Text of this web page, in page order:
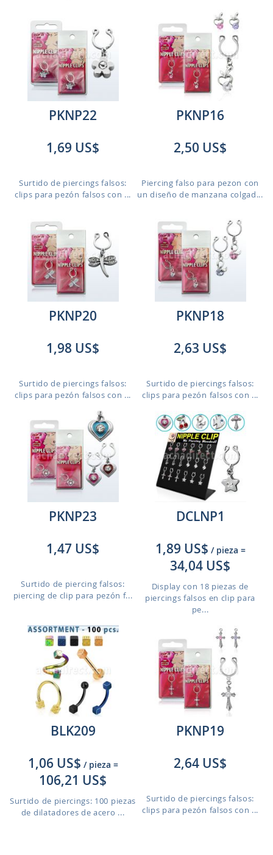
PKNP22
1,69 US$
Surtido de piercings falsos:
clips para pezón falsos con ...
PKNP16
2,50 US$
Piercing falso para pezon con
un diseño de manzana colgad...
PKNP20
1,98 US$
Surtido de piercings falsos:
clips para pezón falsos con ...
PKNP18
2,63 US$
Surtido de piercings falsos:
clips para pezón falsos con ...
PKNP23
1,47 US$
Surtido de piercing falsos:
piercing de clip para pezón f...
DCLNP1
1,89 US$ / pieza =
34,04 US$
Display con 18 piezas de
piercings falsos en clip para
pe...
BLK209
1,06 US$ / pieza =
106,21 US$
Surtido de piercings: 100 piezas
de dilatadores de acero ...
PKNP19
2,64 US$
Surtido de piercings falsos:
clips para pezón falsos con ...